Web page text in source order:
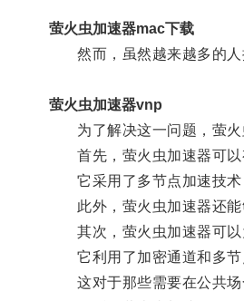
萤火虫加速器mac下载
然而，虽然越来越多的人
萤火虫加速器vnp
为了解决这一问题，萤火
首先，萤火虫加速器可以
它采用了多节点加速技术
此外，萤火虫加速器还能
其次，萤火虫加速器可以
它利用了加密通道和多节
这对于那些需要在公共场